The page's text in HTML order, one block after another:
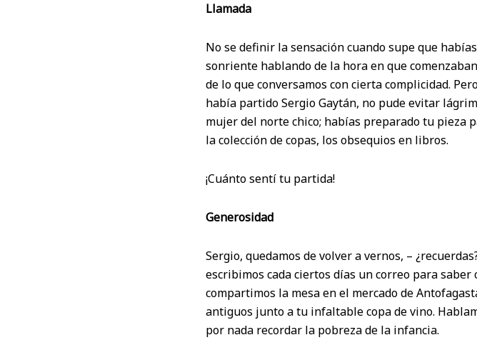
Llamada
No se definir la sensación cuando supe que
sonriente hablando de la hora en que
de lo que conversamos con cierta complicidad.
había partido Sergio Gaytán, no pude evitar
mujer del norte chico; habías preparado tu pieza
la colección de copas, los obsequios en libros.
¡Cuánto sentí tu partida!
Generosidad
Sergio, quedamos de volver a vernos, –
escribimos cada ciertos días un correo para
compartimos la mesa en el mercado de
antiguos junto a tu infaltable copa de vino.
por nada recordar la pobreza de la infancia.